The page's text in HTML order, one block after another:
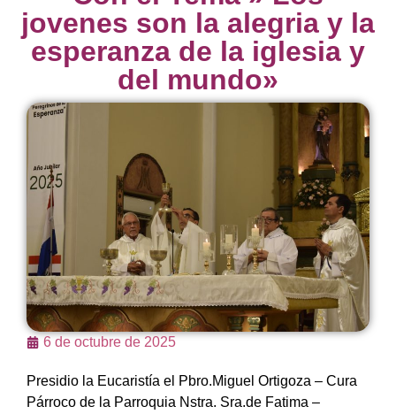
jovenes son la alegria y la
esperanza de la iglesia y
del mundo»
6 de octubre de 2025
Presidio la Eucaristía el Pbro.Miguel Ortigoza – Cura
Párroco de la Parroquia Nstra. Sra.de Fatima –